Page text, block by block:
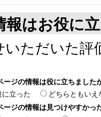
報はお役に
いただいた評
ージの情報は役に立ちました
に立った どちらともいえ
ージの情報は見つけやすかっ